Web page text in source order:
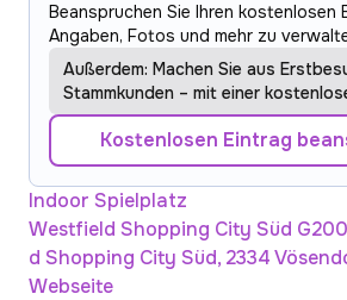
Beanspruchen Sie Ihren kostenlosen
Angaben, Fotos und mehr zu
Außerdem: Machen Sie aus
Stammkunden – mit einer
Kostenlosen Eintrag
Indoor Spielplatz
Westfield Shopping City Süd
d Shopping City Süd, 2334
Webseite